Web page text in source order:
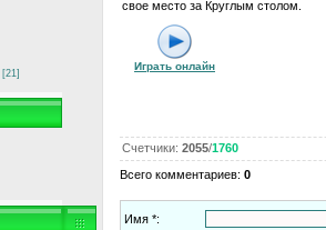
[21]
свое место за Круглым столом.
Играть онлайн
Счетчики: 2055/1760
Всего комментариев: 0
Имя *: